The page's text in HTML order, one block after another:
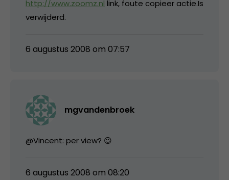
http://www.zoomz.nl link, foute copieer actie.Is
verwijderd.
6 augustus 2008 om 07:57
mgvandenbroek
@Vincent: per view? 😉
6 augustus 2008 om 08:20